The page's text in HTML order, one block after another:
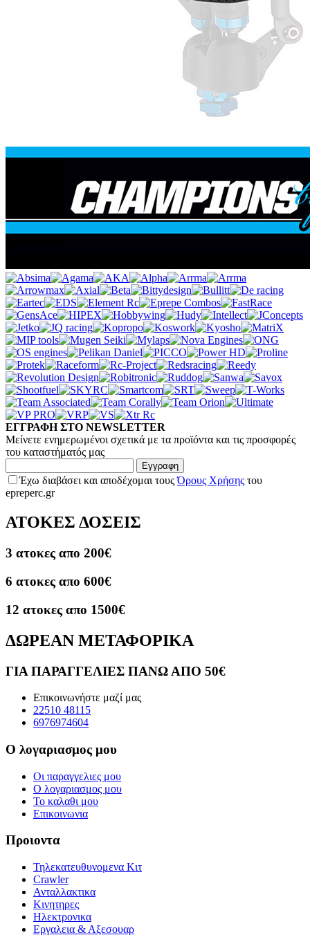
ΕΓΓΡΑΦΗ ΣΤΟ NEWSLETTER
Μείνετε ενημερωμένοι σχετικά με τα προϊόντα και τις προσφορές
του καταστήματός μας
Εγγραφη
Έχω διαβάσει και αποδέχομαι τουςΌρους Χρήσης του
epreperc.gr
ΑΤΟΚΕΣ ΔΟΣΕΙΣ
3 ατοκες απο 200€
6 ατοκες απο 600€
12 ατοκες απο 1500€
ΔΩΡΕΑΝ ΜΕΤΑΦΟΡΙΚΑ
ΓΙΑ ΠΑΡΑΓΓΕΛΙΕΣ ΠΑΝΩ ΑΠΟ 50€
Επικοινωνήστε μαζί μας
22510 48115
6976974604
Ο λογαριασμος μου
Οι παραγγελιες μου
Ο λογαριασμος μου
Το καλαθι μου
Επικοινωνια
Προιοντα
Τηλεκατευθυνομενα Κιτ
Crawler
Ανταλλακτικα
Κινητηρες
Ηλεκτρονικα
Εργαλεια & Αξεσουαρ